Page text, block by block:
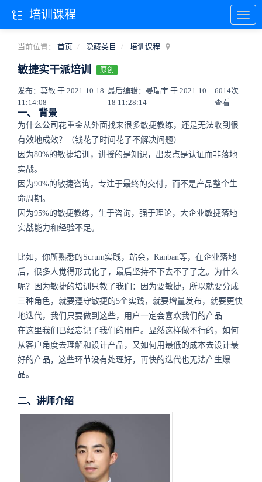
当前位置： 首页 隐藏类目 培训课程
敏捷实干派培训 原创
发布：莫敏 于 2021-10-18
11:14:08
最后编辑：晏瑞宇 于 2021-10-
18 11:28:14
6014次
查看
一、 背景
为什么公司花重金从外面找来很多敏捷教练，还是无法收到很
有效地成效？（钱花了时间花了不解决问题）
因为80%的敏捷培训，讲授的是知识，出发点是认证而非落地
实战。
因为90%的敏捷咨询，专注于最终的交付，而不是产品整个生
命周期。
因为95%的敏捷教练，生于咨询，强于理论，大企业敏捷落地
实战能力和经验不足。
比如，你所熟悉的Scrum实践，站会，Kanban等，在企业落地
后，很多人觉得形式化了，最后坚持不下去不了了之。为什么
呢？因为敏捷的培训只教了我们：因为要敏捷，所以就要分成
三种角色，就要遵守敏捷的5个实践，就要增量发布，就要更快
地迭代，我们只要做到这些，用户一定会喜欢我们的产品……
在这里我们已经忘记了我们的用户。显然这样做不行的，如何
从客户角度去理解和设计产品，又如何用最低的成本去设计最
好的产品，这些环节没有处理好，再快的迭代也无法产生爆
品。
二、讲师介绍
培训课程